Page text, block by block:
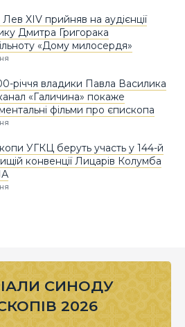
XIV прийняв на аудієнції
Дмитра Григорака
«Дому милосердя»
річчя владики Павла Василика
«Галичина» покаже
фільми про єпископа
УГКЦ беруть участь у 144-й
конвенції Лицарів Колумба
СИНОДУ
2026